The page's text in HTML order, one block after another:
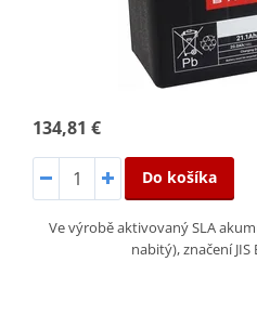
134,81 €
Do košíka
Ve výrobě aktivovaný SLA
nabitý), značení JIS